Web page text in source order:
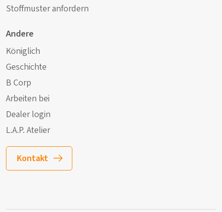
Stoffmuster anfordern
Andere
Königlich
Geschichte
B Corp
Arbeiten bei
Dealer login
L.A.P. Atelier
Kontakt